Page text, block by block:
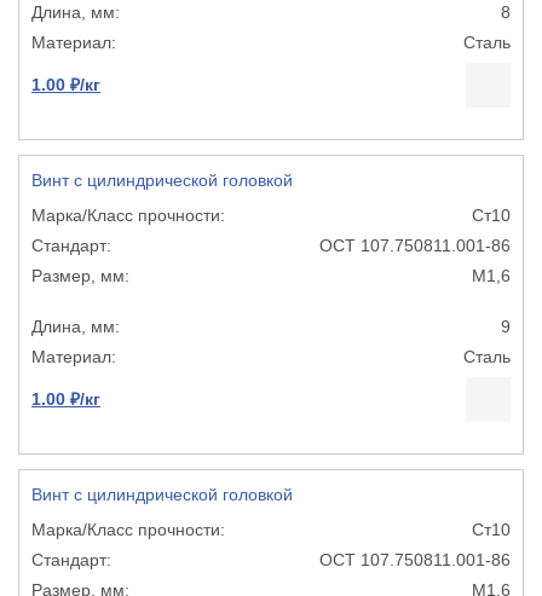
8
Сталь
1.00 ₽/кг
Винт с цилиндрической головкой
Ст10
ОСТ 107.750811.001-86
М1,6
9
Сталь
1.00 ₽/кг
Винт с цилиндрической головкой
Ст10
ОСТ 107.750811.001-86
М1,6